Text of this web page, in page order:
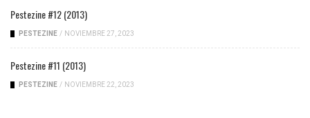
Pestezine #12 (2013)
PESTEZINE / NOVIEMBRE 27, 2023
Pestezine #11 (2013)
PESTEZINE / NOVIEMBRE 22, 2023